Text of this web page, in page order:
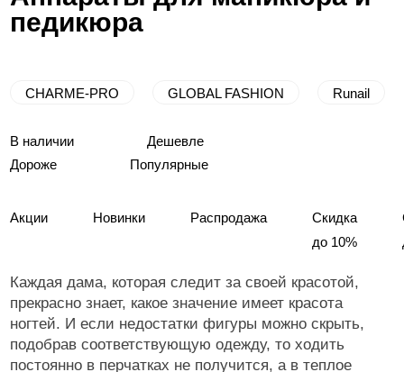
педикюра
CHARME-PRO GLOBAL FASHION Runail
В наличии
Дешевле
Дороже
Популярные
Акции Новинки Распродажа
Скидка
до 10%
Каждая дама, которая следит за своей красотой,
прекрасно знает, какое значение имеет красота
ногтей. И если недостатки фигуры можно скрыть,
подобрав соответствующую одежду, то ходить
постоянно в перчатках не получится, а в теплое